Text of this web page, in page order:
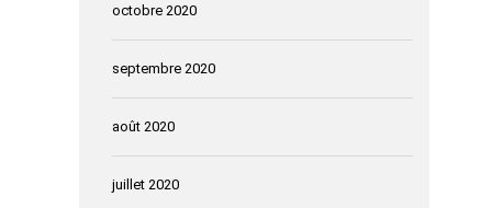
octobre 2020
septembre 2020
août 2020
juillet 2020